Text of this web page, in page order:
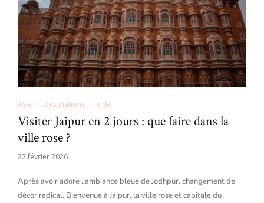
Asie Destinations Inde
Visiter Jaipur en 2 jours : que faire dans la
ville rose ?
22 février 2026
Après avoir adoré l’ambiance bleue de Jodhpur, changement de
décor radical. Bienvenue à Jaipur, la ville rose et capitale du